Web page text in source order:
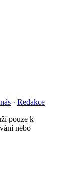
· Redakce
pouze k
nebo